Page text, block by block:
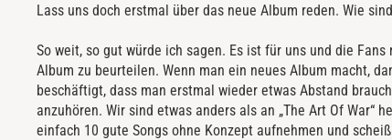
Lass uns doch erstmal über das neue Album reden. Wie
So weit, so gut würde ich sagen. Es ist für uns und die
Album zu beurteilen. Wenn man ein neues Album macht,
beschäftigt, dass man erstmal wieder etwas Abstand
anzuhören. Wir sind etwas anders als an „The Art Of War“
einfach 10 gute Songs ohne Konzept aufnehmen und